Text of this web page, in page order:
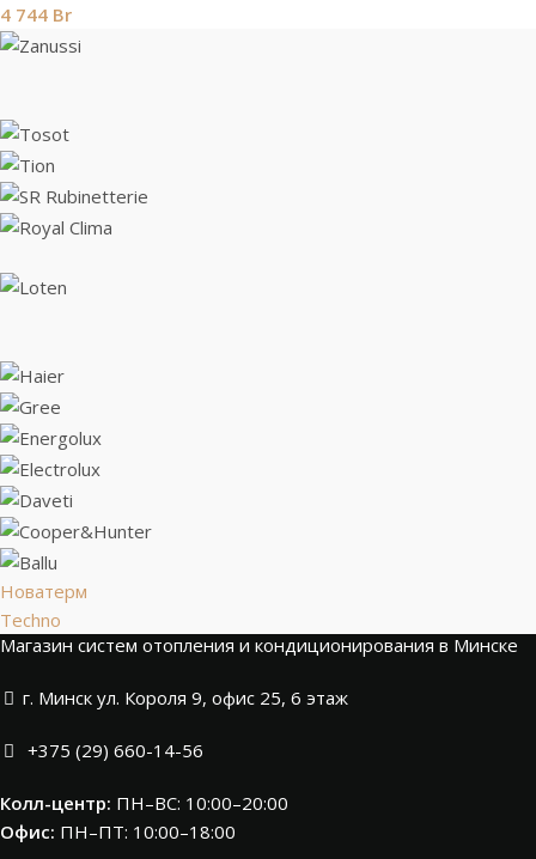
4 744 Br
Новатерм
Techno
Магазин систем отопления и кондиционирования в Минске
г. Минск ул. Короля 9, офис 25, 6 этаж
+375 (29) 660-14-56
Колл-центр: ПН–ВС: 10:00–20:00​
Офис: ПН–ПТ: 10:00–18:00